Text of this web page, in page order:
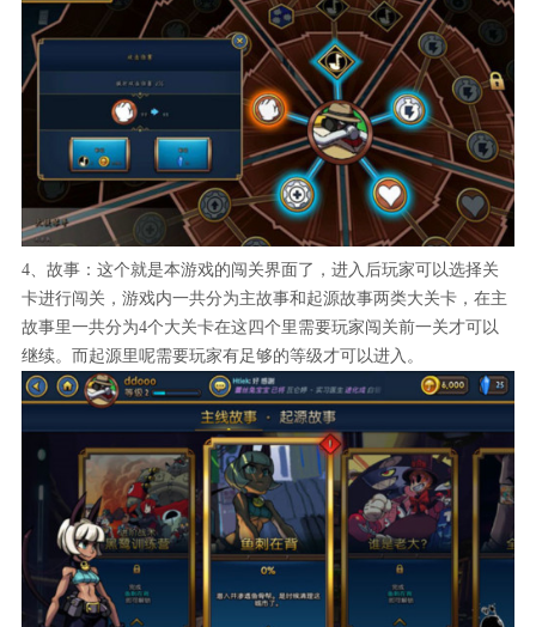
4、故事：这个就是本游戏的闯关界面了，进入后玩家可以选择关
卡进行闯关，游戏内一共分为主故事和起源故事两类大关卡，在主
故事里一共分为4个大关卡在这四个里需要玩家闯关前一关才可以
继续。而起源里呢需要玩家有足够的等级才可以进入。